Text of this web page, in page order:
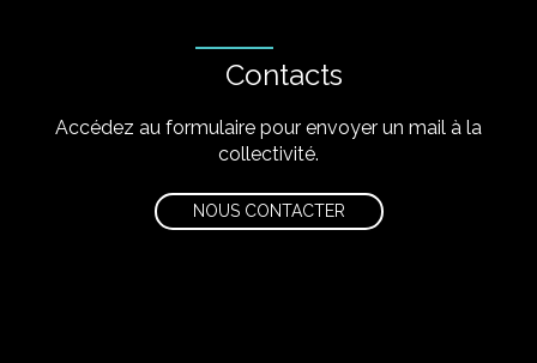
Contacts
Accédez au formulaire pour envoyer un mail à la
collectivité.
NOUS CONTACTER